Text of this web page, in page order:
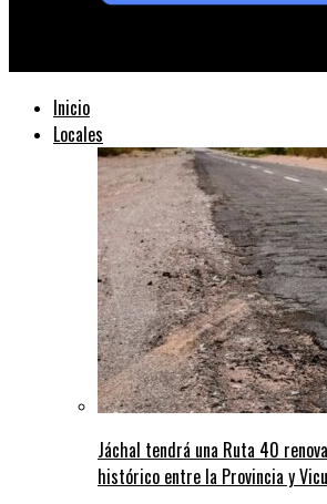
Inicio
Locales
Jáchal tendrá una Ruta 40
histórico entre la Provincia y